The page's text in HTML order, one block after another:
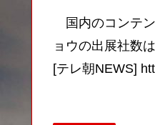
国内のコンテ
ョウの出展社数
[テレ朝NEWS]